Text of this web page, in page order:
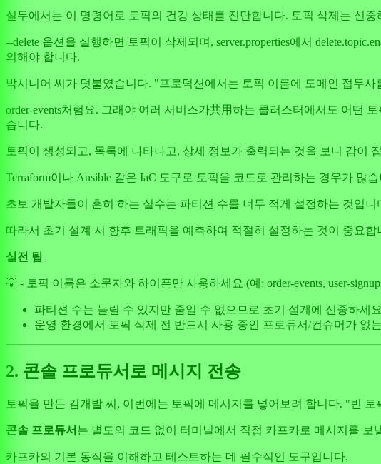
실무에서는 이 명령어로 토픽의 건강 상태를 진단합니다. 토픽 삭제는 신중
--delete 옵션을 실행하면 토픽이 삭제되며, server.properties에서
의해야 합니다.
박시니어 씨가 덧붙였습니다. "프로덕션에서는 토픽 이름에 도메인 접두사
order-events처럼요. 그래야 여러 서비스가共用하는 클러스터에서도 어떤
습니다.
토픽이 생성되고, 목록에 나타나고, 상세 정보가 출력되는 것을 보니 감이
Terraform이나 Ansible 같은 IaC 도구로 토픽을 코드로 관리하는 경우가
초보 개발자들이 흔히 하는 실수는 파티션 수를 너무 적게 설정하는 것입
따라서 초기 설계 시 향후 트래픽을 예측하여 적절히 설정하는 것이 중요합
실전 팁
💡 - 토픽 이름은 소문자와 하이픈만 사용하세요 (예: order-events, user-
파티션 수는 늘릴 수 있지만 줄일 수 없으므로 초기 설계에 신중하세요
운영 환경에서 토픽 삭제 전 반드시 사용 중인 프로듀서/컨슈머가 없
2. 콘솔 프로듀서로 메시지 전송
토픽을 만든 김개발 씨, 이번에는 토픽에 메시지를 넣어보려 합니다. "빈
콘솔 프로듀서 는 별도의 코드 없이 터미널에서 직접 카프카로 메시지를
카프카의 기본 동작을 이해하고 테스트하는 데 필수적인 도구입니다.